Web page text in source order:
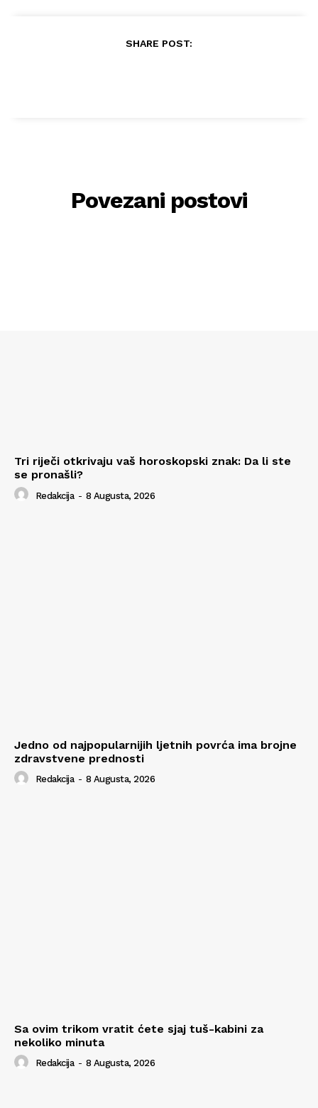
SHARE POST:
Povezani postovi
Tri riječi otkrivaju vaš horoskopski znak: Da li ste
se pronašli?
Redakcija - 8 Augusta, 2026
Jedno od najpopularnijih ljetnih povrća ima brojne
zdravstvene prednosti
Redakcija - 8 Augusta, 2026
Sa ovim trikom vratit ćete sjaj tuš-kabini za
nekoliko minuta
Redakcija - 8 Augusta, 2026